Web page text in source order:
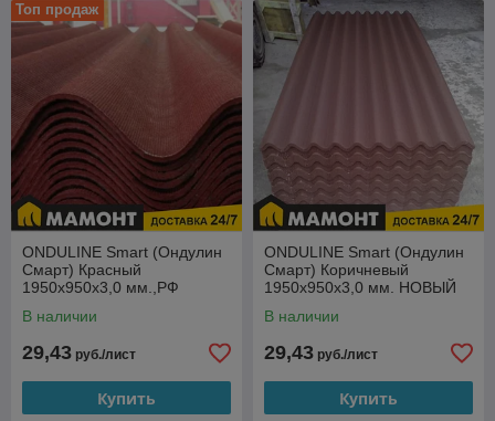
Автоматический расчет доставки и разгрузки;
Удобное оформление заказа
Купить Ондулин в интернет-магазине Мамонт.бел
Топ продаж
ONDULINE Smart (Ондулин
Смарт) Красный
1950х950х3,0 мм.,РФ
В наличии
29,43 руб./лист
Купить
ONDULINE Smart (Ондулин
Смарт) Коричневый
1950х950х3,0 мм. НОВЫЙ
В наличии
29,43 руб./лист
Купить